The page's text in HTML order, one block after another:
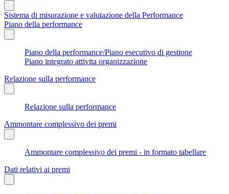
Sistema di misurazione e valutazione della Performance
Piano della performance
Piano della performance/Piano esecutivo di gestione
Piano integrato attivita organizzazione
Relazione sulla performance
Relazione sulla performance
Ammontare complessivo dei premi
Ammontare complessivo dei premi - in formato tabellare
Dati relativi ai premi